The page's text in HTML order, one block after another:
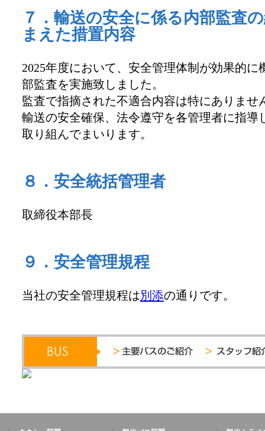
７．輸送の安全に係る内部監査
まえた措置内容
2025年度において、安全管理体制が効果的に
部監査を実施致しました。
監査で指摘された不適合内容は特にありませ
輸送の安全確保、法令遵守を各管理者に指導
取り組んでまいります。
８．安全統括管理者
取締役本部長
９．安全管理規程
当社の安全管理規程は別添の通りです。